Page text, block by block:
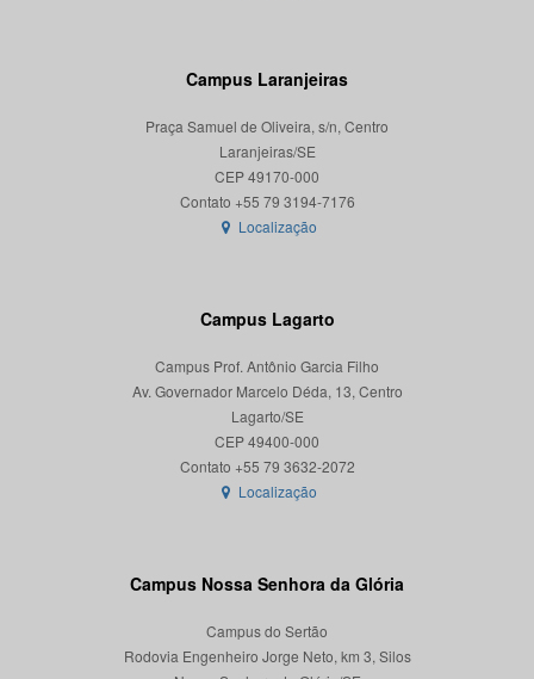
Campus Laranjeiras
Praça Samuel de Oliveira, s/n, Centro
Laranjeiras/SE
CEP 49170-000
Localização
Campus Lagarto
Campus Prof. Antônio Garcia Filho
Av. Governador Marcelo Déda, 13, Centro
Lagarto/SE
CEP 49400-000
Localização
Campus Nossa Senhora da Glória
Campus do Sertão
Rodovia Engenheiro Jorge Neto, km 3, Silos